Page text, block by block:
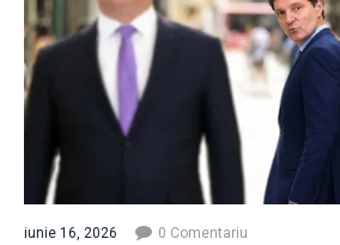
iunie 16, 2026 0 Comentariu